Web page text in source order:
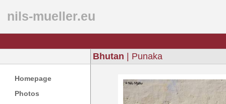
nils-mueller.eu
Bhutan | Punaka
Homepage
Photos